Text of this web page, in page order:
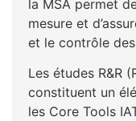
la MSA permet
mesure et
et le contrôle
Les études R&R
constituent un
les Core Tools